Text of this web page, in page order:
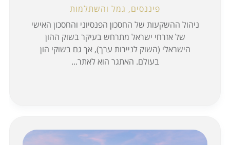
פיננסים, גמל והשתלמות
ניהול ההשקעות של החסכון הפנסיוני והחסכון האישי
של אזרחי ישראל מתרחש בעיקר בשוק ההון
הישראלי (השוק לניירות ערך), אך גם בשוקי הון
בעולם. האתגר הוא לאתר...